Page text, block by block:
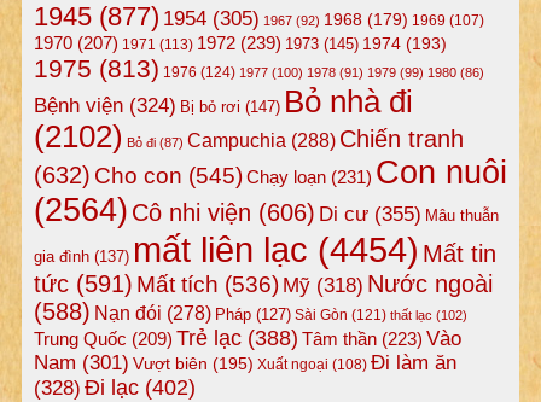
1945(877) 1954(305) 1967(92) 1968(179) 1969 (107)
1970(207) 1971 (113) 1972(239) 1973(145) 1974(193)
1975 (813) 1976 (124) 1977(100) 1978(91) 1979(99) 1980(86)
Bệnh viện(324) Bị bỏ rơi (147) Bỏ nhà đi
(2102) Bỏ đi(87) Campuchia (288) Chiến tranh
(632) Cho con (545)Chạy loạn(231) Con nuôi
(2564) Cô nhi viện (606) Di cư(355) Mâu thuẫn
gia đình(137) mất liên lạc (4454) Mất tin
tức(591) Mất tích (536) Mỹ(318) Nước ngoài
(588) Nạn đói (278) Pháp(127) Sài Gòn (121) thất lạc (102)
Trung Quốc (209) Trẻ lạc(388) Tâm thần(223) Vào
Nam (301) Vượt biên (195) Xuất ngoại (108) Đi làm ăn
(328) Đi lạc(402)